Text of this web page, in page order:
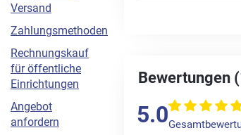
Bewertungen
5.0
Versand
Zahlungsmethoden
Rechnungskauf
für öffentliche
Einrichtungen
Angebot
anfordern